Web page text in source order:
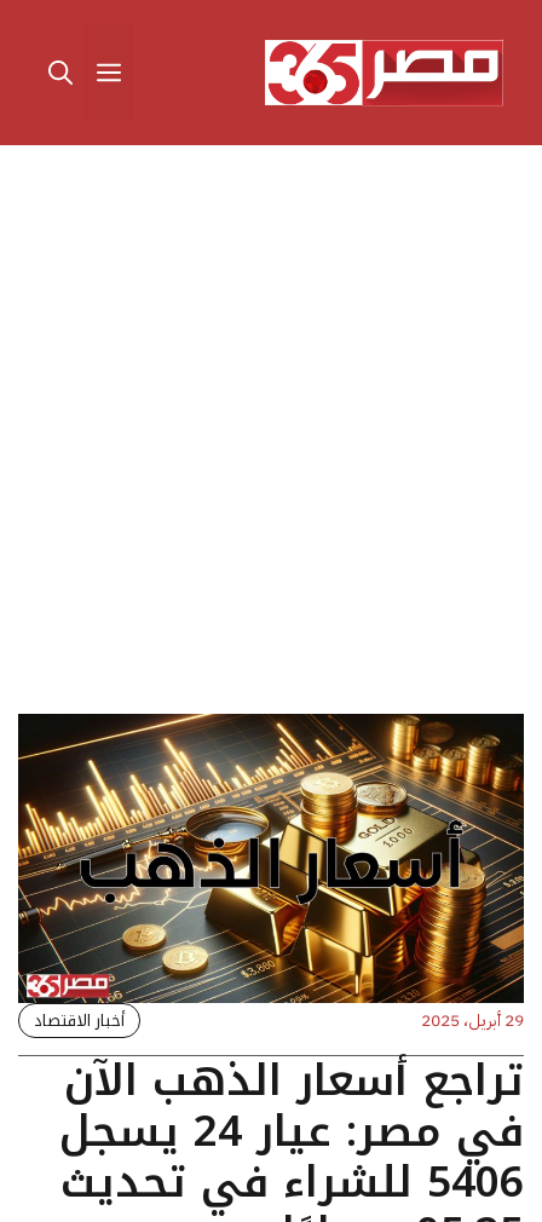
المحتوى القائمة
29 أبريل، 2025 أخبار الاقتصاد
تراجع أسعار الذهب الآن
في مصر: عيار 24 يسجل
5406 للشراء في تحديث